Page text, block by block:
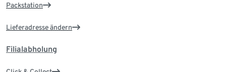
Packstation
Lieferadresse ändern
Filialabholung